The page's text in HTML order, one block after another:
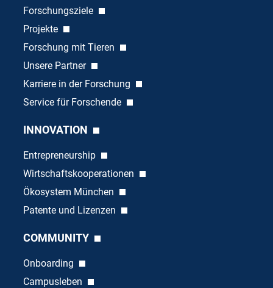
Forschungsziele
Projekte
Forschung mit Tieren
Unsere Partner
Karriere in der Forschung
Service für Forschende
INNOVATION
Entrepreneurship
Wirtschaftskooperationen
Ökosystem München
Patente und Lizenzen
COMMUNITY
Onboarding
Campusleben